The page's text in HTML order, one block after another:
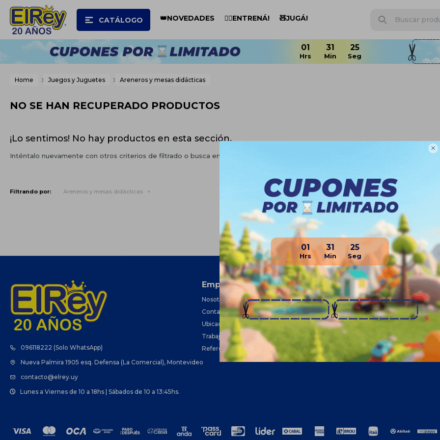

01 31 25
CATÁLOGO 👑NOVEDADES 🏋️‍♂️ENTRENÁ! 🧸JUGÁ!
Home Juegos y Juguetes Areneros y mesas didácticas
NO SE HAN RECUPERADO PRODUCTOS
¡Lo sentimos! No hay productos en esta sección.
Inténtalo nuevamente con otros criterios de filtrado o busca en otras secciones de nuestro catálogo.
Filtrando por: Areneros y mesas didácticas
096118222 (Solo WhatsApp)
Nueva Palmira 1905 esq. Defensa (La Comercial), Montevideo
contacto@elrey.uy
Lunes a Viernes de 10 a 18hs | Sábados de 10 a 13:45hs.
Empresa
Nosotros
Contacto
Ubicación
Trabaja con nosotros
Referencias laborales
Compra
Como comprar
Términos y condiciones generales
TyC Promociones Medios de Pago
Garantías